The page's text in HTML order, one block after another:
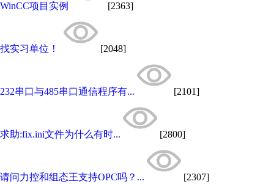
WinCC项目实例 [2363]
找实习单位！ [2048]
232串口与485串口通信程序有... [2101]
求助:fix.ini文件为什么有时... [2800]
请问力控和组态王支持OPC吗？... [2307]